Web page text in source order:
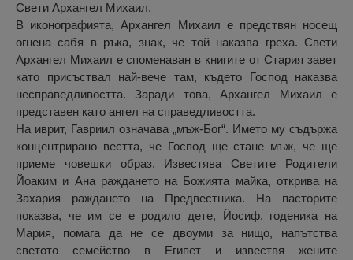
Свети Архангел Михаил.
В иконографията, Архангел Михаил е предствян носещ
огнена сабя в ръка, знак, че той наказва греха. Свети
Архангел Михаил е споменаван в книгите от Стария завет
като присъствал най-вече там, където Господ наказва
несправедливостта. Заради това, Архангел Михаил е
представен като ангел на справедливостта.
На иврит, Гавриил означава „мъж-Бог“. Името му съдържа
концентрирано вестта, че Господ ще стане мъж, че ще
приеме човешки образ. Известява Светите Родители
Йоаким и Ана раждането на Божията майка, открива на
Захария раждането на Предвестника. На пасторите
показва, че им се е родило дете, Йосиф, годеника на
Мария, помага да не се двоуми за нищо, напътства
светото семейство в Египет и извествя жените